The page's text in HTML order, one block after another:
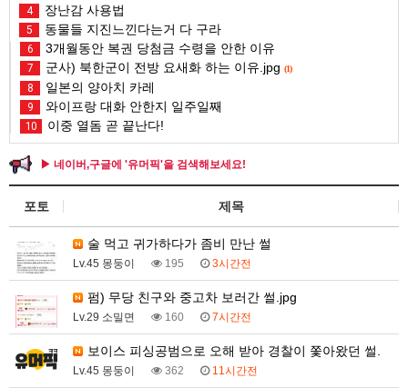
4 장난감 사용법
5 동물들 지진느낀다는거 다 구라
6 3개월동안 복권 당첨금 수령을 안한 이유
7 군사) 북한군이 전방 요새화 하는 이유.jpg (1)
8 일본의 양아치 카레
9 와이프랑 대화 안한지 일주일째
10 이중 열돔 곧 끝난다!
▶ 네이버,구글에 '유머픽'을 검색해보세요!
포토 제목
술 먹고 귀가하다가 좀비 만난 썰
Lv.45 몽둥이 195 3시간전
펌) 무당 친구와 중고차 보러간 썰.jpg
Lv.29 소밀면 160 7시간전
보이스 피싱공범으로 오해 받아 경찰이 쫓아왔던 썰.
Lv.45 몽둥이 362 11시간전